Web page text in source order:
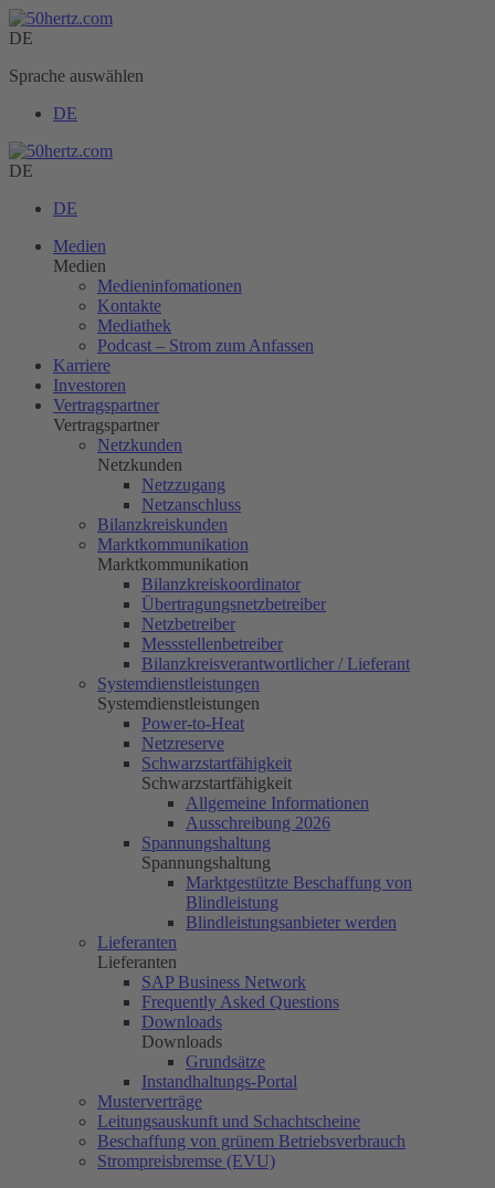
DE
Sprache auswählen
DE
DE
DE
Medien
Medien
Medieninfomationen
Kontakte
Mediathek
Podcast – Strom zum Anfassen
Karriere
Investoren
Vertragspartner
Vertragspartner
Netzkunden
Netzkunden
Netzzugang
Netzanschluss
Bilanzkreiskunden
Marktkommunikation
Marktkommunikation
Bilanzkreiskoordinator
Übertragungsnetzbetreiber
Netzbetreiber
Messstellenbetreiber
Bilanzkreisverantwortlicher / Lieferant
Systemdienstleistungen
Systemdienstleistungen
Power-to-Heat
Netzreserve
Schwarzstartfähigkeit
Schwarzstartfähigkeit
Allgemeine Informationen
Ausschreibung 2026
Spannungshaltung
Spannungshaltung
Marktgestützte Beschaffung von
Blindleistung
Blindleistungsanbieter werden
Lieferanten
Lieferanten
SAP Business Network
Frequently Asked Questions
Downloads
Downloads
Grundsätze
Instandhaltungs-Portal
Musterverträge
Leitungsauskunft und Schachtscheine
Beschaffung von grünem Betriebsverbrauch
Strompreisbremse (EVU)